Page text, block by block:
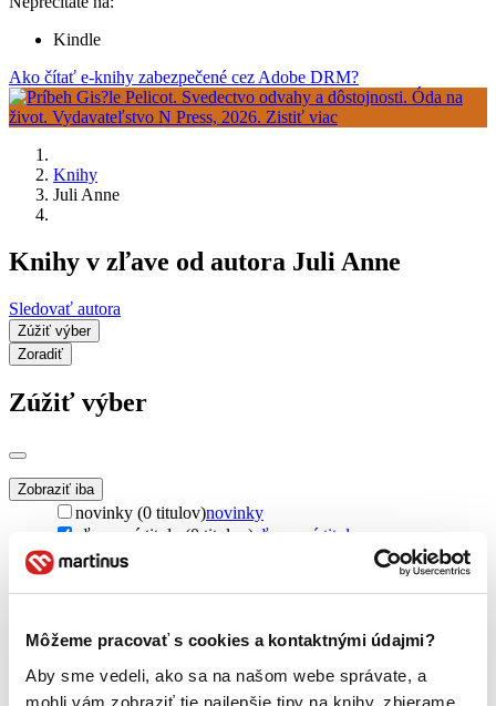
Môžeme pracovať s cookies a kontaktnými údajmi?
Aby sme vedeli, ako sa na našom webe správate, a
mohli vám zobraziť tie najlepšie tipy na knihy, zbierame
Kindle
Ako čítať e-knihy zabezpečené cez Adobe DRM?
Knihy
Juli Anne
Knihy v zľave od autora Juli Anne
Sledovať autora
Zúžiť výber
Zoradiť
Zúžiť výber
Zobraziť iba
novinky (0 titulov)novinky
zľavnené tituly (0 titulov) zľavnené tituly
Dostupnosť
na centrálnom sklade (0 titulov)na centrálnom sklade
pripravujeme (0 titulov)pripravujeme
vypredaných)